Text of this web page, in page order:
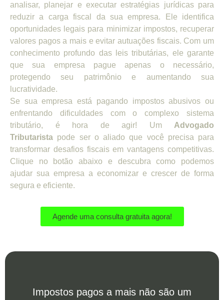
analisar, planejar e executar estratégias jurídicas para
reduzir a carga fiscal da sua empresa. Ele identifica
oportunidades legais para minimizar impostos, recuperar
valores pagos a mais e evitar autuações fiscais. Com um
conhecimento profundo das leis tributárias, ele garante
que sua empresa pague apenas o necessário,
protegendo seu patrimônio e aumentando sua
lucratividade.
Se sua empresa está pagando impostos abusivos ou
enfrentando dificuldades com o complexo sistema
tributário, é hora de agir! Um Advogado
Tributarista pode ser o aliado que você precisa para
transformar desafios fiscais em vantagens competitivas.
Clique no botão abaixo e descubra como podemos
ajudar sua empresa a economizar e crescer de forma
segura e eficiente.
Agende uma consulta gratuita agora!
Impostos pagos a mais não são um